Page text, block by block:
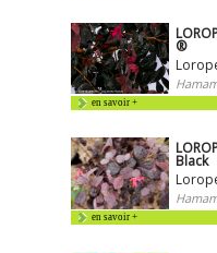
®
en savoir +
Black
en savoir +